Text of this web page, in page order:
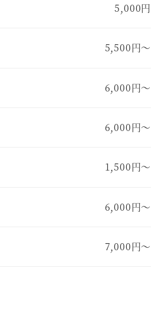
5,000円
5,500円～
6,000円～
6,000円～
1,500円～
6,000円～
7,000円～